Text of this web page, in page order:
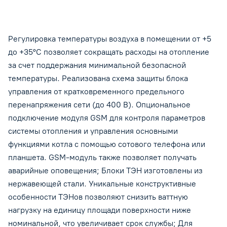
Регулировка температуры воздуха в помещении от +5
до +35°С позволяет сокращать расходы на отопление
за счет поддержания минимальной безопасной
температуры. Реализована схема защиты блока
управления от кратковременного предельного
перенапряжения сети (до 400 В). Опциональное
подключение модуля GSM для контроля параметров
системы отопления и управления основными
функциями котла с помощью сотового телефона или
планшета. GSM-модуль также позволяет получать
аварийные оповещения; Блоки ТЭН изготовлены из
нержавеющей стали. Уникальные конструктивные
особенности ТЭНов позволяют снизить ваттную
нагрузку на единицу площади поверхности ниже
номинальной, что увеличивает срок службы; Для